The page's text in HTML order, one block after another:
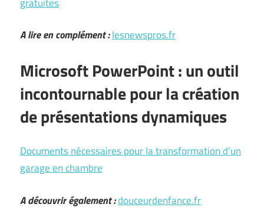
A lire en complément :lesnewspros.fr
Microsoft PowerPoint : un outil
incontournable pour la création
de présentations dynamiques
Documents nécessaires pour la transformation d’un
garage en chambre
A découvrir également :douceurdenfance.fr